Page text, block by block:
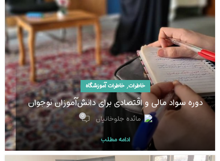
خاطرات, خاطرات آموزشگاه
دوره سواد مالی و اقتصادی برای دانش‌آموزان نوجوان
مائده جلوخانیان 0
ادامه مطلب